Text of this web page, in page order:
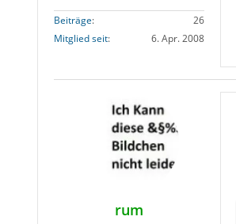
Beiträge
26
Mitglied seit
6. Apr. 2008
rum